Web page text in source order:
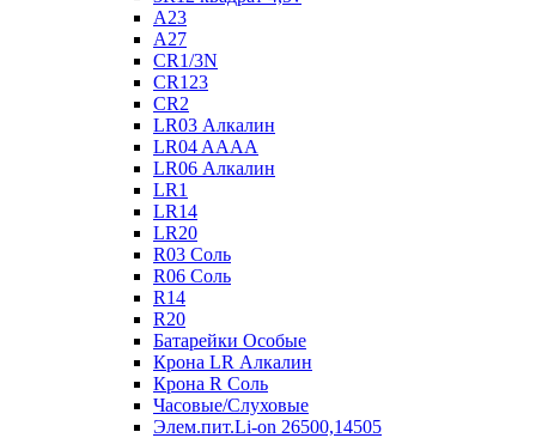
A23
A27
CR1/3N
CR123
CR2
LR03 Алкалин
LR04 AAAA
LR06 Алкалин
LR1
LR14
LR20
R03 Соль
R06 Соль
R14
R20
Батарейки Особые
Крона LR Алкалин
Крона R Соль
Часовые/Слуховые
Элем.пит.Li-on 26500,14505